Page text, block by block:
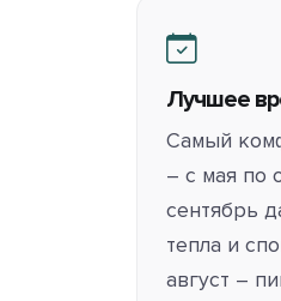
Лучшее
Самый
– с мая по
сентябрь
тепла и
август –